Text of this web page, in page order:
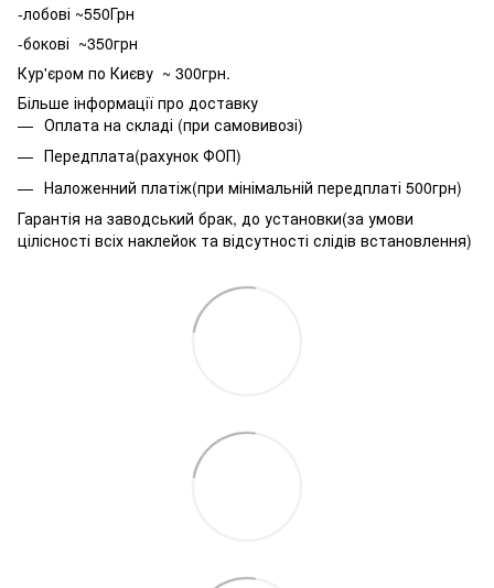
-лобові ~550Грн
-бокові ~350грн
Кур'єром по Києву ~ 300грн.
Більше інформації про доставку
Оплата на складі (при самовивозі)
Передплата(рахунок ФОП)
Наложенний платіж(при мінімальній передплаті 500грн)
Гарантія на заводський брак, до установки(за умови
цілісності всіх наклейок та відсутності слідів встановлення)